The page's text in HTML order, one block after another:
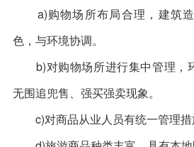
a)购物场所布局合理，建筑造
色，与环境协调。
b)对购物场所进行集中管理，
无围追兜售、强买强卖现象。
c)对商品从业人员有统一管理措